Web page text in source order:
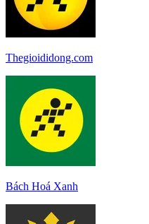
Thegioididong.com
Bách Hoá Xanh